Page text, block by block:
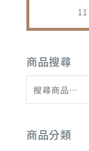
商品搜尋
鍵
商品分類